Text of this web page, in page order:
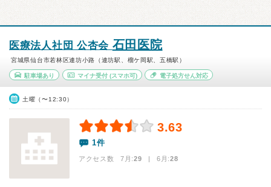
医療法人社団 公杏会 石田医院
宮城県仙台市若林区連坊小路（連坊駅、榴ケ岡駅、五橋駅）
駐車場あり マイナ受付(スマホ可) 電子処方せん対応
土曜（〜12:30）
3.63
1件
アクセス数 7月:29 | 6月:28